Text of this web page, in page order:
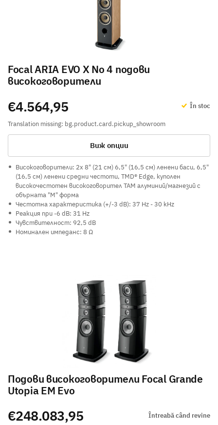
Focal ARIA EVO X No 4 подови
високоговорители
În stoc
Translation missing: bg.product.card.pickup_showroom
€4.564,95
Виж опции
Високоговорители: 2x 8" (21 см) 6,5" (16,5 см) ленени баси, 6,5"
(16,5 см) ленени средни честоти, TMD® Edge, куполен
високочестотен високоговорител TAM алуминий/магнезий с
обърната "М" форма
Честотна характеристика (+/-3 dB): 37 Hz - 30 kHz
Реакция при -6 dB: 31 Hz
Чувствителност: 92,5 dB
Номинален импеданс: 8 Ω
Подови високоговорители Focal Grande
Utopia EM Evo
Întreabă când revine
€248.083,95